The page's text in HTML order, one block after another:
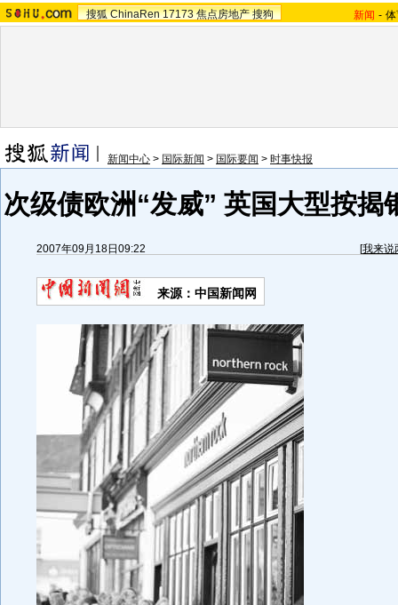
搜狐 ChinaRen 17173 焦点房地产 搜狗 新闻 -
新闻中心 > 国际新闻 > 国际要闻 > 时事快报
次级债欧洲“发威” 英国大型按揭
2007年09月18日09:22 [我来说
来源：中国新闻网